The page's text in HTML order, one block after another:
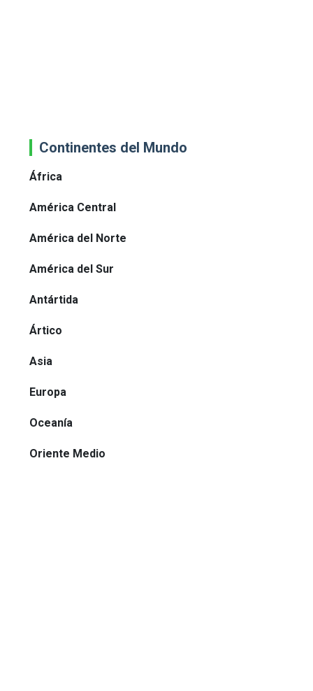
Continentes del Mundo
África
América Central
América del Norte
América del Sur
Antártida
Ártico
Asia
Europa
Oceanía
Oriente Medio